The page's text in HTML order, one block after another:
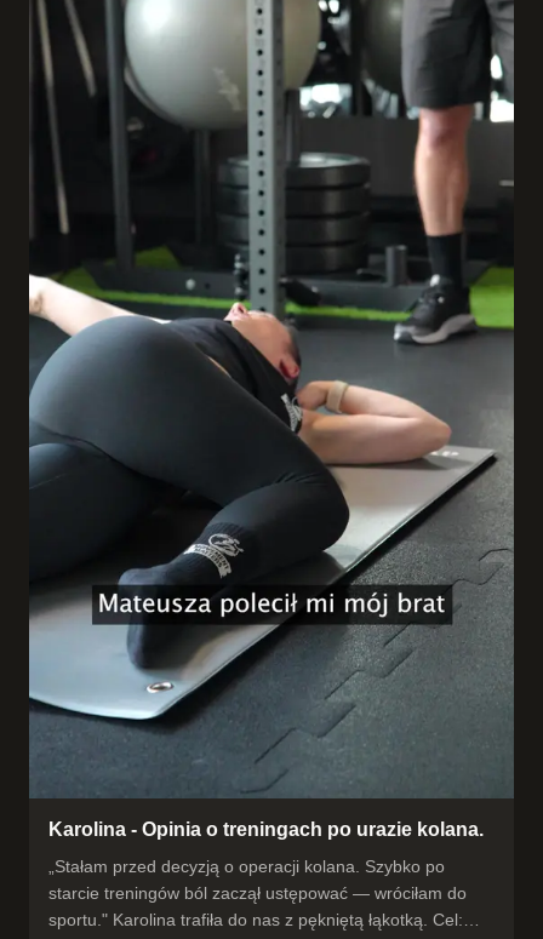
czekaj na idealny moment. Zacznij teraz. #metamorfoza
#odchudzanie #opinia #trening #Rzeszów
Karolina - Opinia o treningach po urazie kolana.
„Stałam przed decyzją o operacji kolana. Szybko po
starcie treningów ból zaczął ustępować — wróciłam do
sportu." Karolina trafiła do nas z pękniętą łąkotką. Cel: